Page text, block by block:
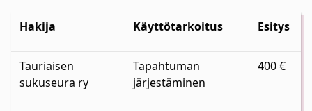
Hakija Käyttötarkoitus Esitys
Tauriaisen
sukuseura ry
Tapahtuman
järjestäminen
400 €